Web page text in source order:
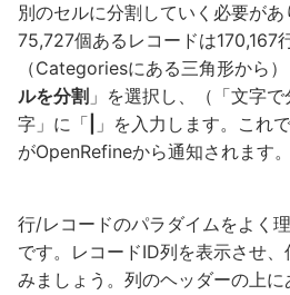
別のセルに分割していく必要があ
75,727個あるレコードは170,167
（Categoriesにある三角形から
ルを分割 」を選択し、（「文字
字」に「
」を入力します。これ
がOpenRefineから通知されます。
行/レコードのパラダイムをよく
です。レコードID列を表示させ
みましょう。列のヘッダーの上